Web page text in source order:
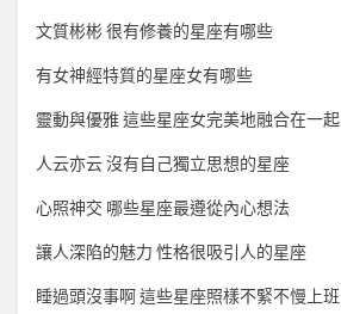
文質彬彬 很有修養的星座有哪些
有女神經特質的星座女有哪些
靈動與優雅 這些星座女完美地融合在一起
人云亦云 沒有自己獨立思想的星座
心照神交 哪些星座最遵從內心想法
讓人深陷的魅力 性格很吸引人的星座
睡過頭沒事啊 這些星座照樣不緊不慢上班